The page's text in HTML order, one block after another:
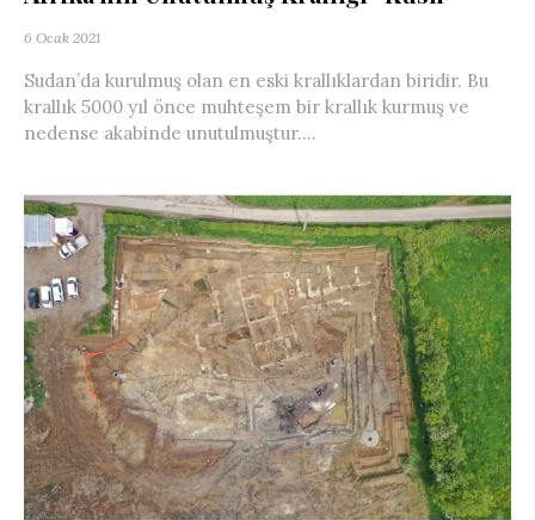
6 Ocak 2021
Sudan’da kurulmuş olan en eski krallıklardan biridir. Bu
krallık 5000 yıl önce muhteşem bir krallık kurmuş ve
nedense akabinde unutulmuştur....